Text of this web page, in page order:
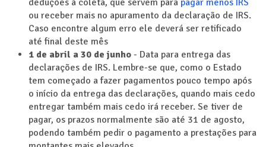
ou receber mais no apuramento da declaração de IRS.
Caso encontre algum erro ele deverá ser retificado
até final deste mês
1 de abril a 30 de junho - Data para entrega das
declarações de IRS. Lembre-se que, como o Estado
tem começado a fazer pagamentos pouco tempo após
o início da entrega das declarações, quando mais cedo
entregar também mais cedo irá receber. Se tiver de
pagar, os prazos normalmente são até 31 de agosto,
podendo também pedir o pagamento a prestações para